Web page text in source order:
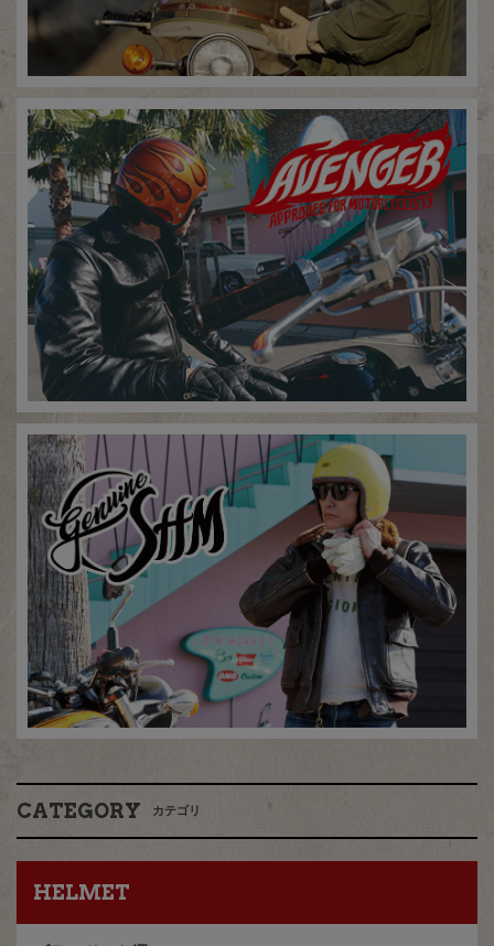
CATEGORY カテゴリ
HELMET